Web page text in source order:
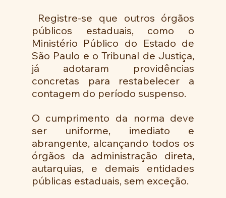
públicos estaduais, como o
Ministério Público do Estado de
São Paulo e o Tribunal de Justiça,
já adotaram providências
concretas para restabelecer a
contagem do período suspenso.
O cumprimento da norma deve
ser uniforme, imediato e
abrangente, alcançando todos os
órgãos da administração direta,
autarquias, e demais entidades
públicas estaduais, sem exceção.